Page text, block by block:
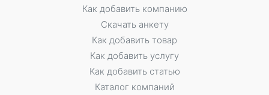
Как добавить компанию
Скачать анкету
Как добавить товар
Как добавить услугу
Как добавить статью
Каталог компаний